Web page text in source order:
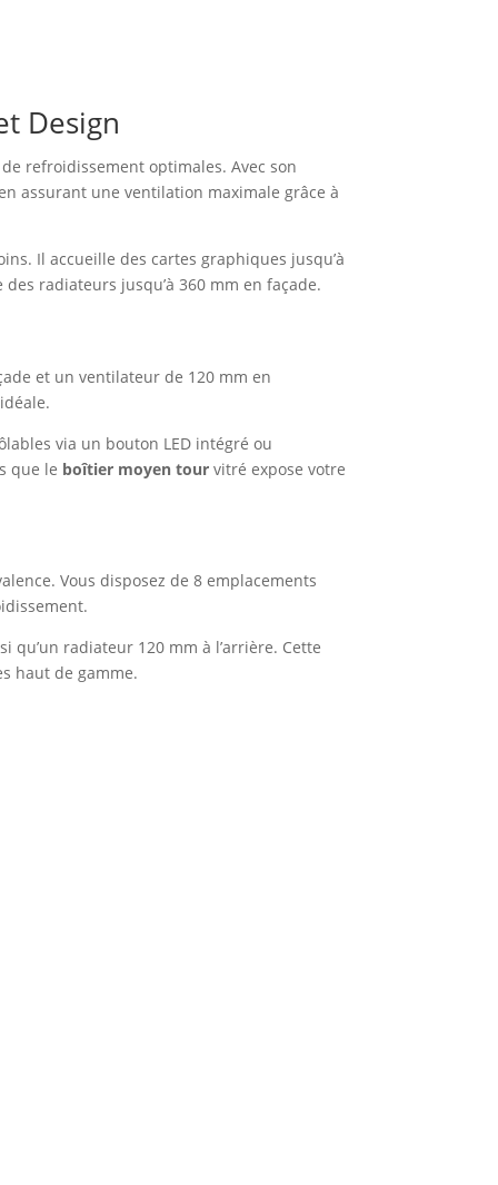
Design
refroidissement optimales. Avec son
assurant une ventilation maximale grâce à
Il accueille des cartes graphiques jusqu’à
radiateurs jusqu’à 360 mm en façade.
et un ventilateur de 120 mm en
via un bouton LED intégré ou
que le boîtier moyen tour vitré expose votre
Vous disposez de 8 emplacements
qu’un radiateur 120 mm à l’arrière. Cette
haut de gamme.